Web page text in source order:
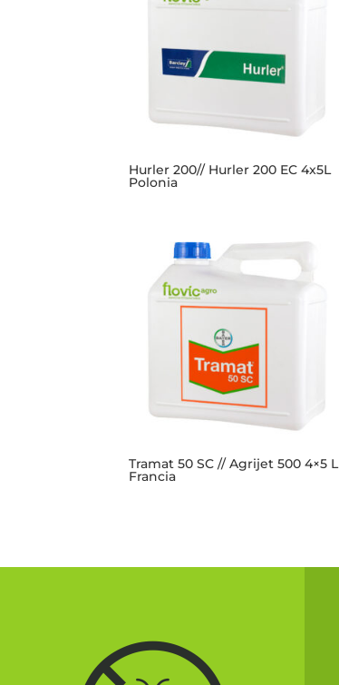
Hurler 200// Hurler 200 EC 4x5L
Polonia
Tramat 50 SC // Agrijet 500 4×5 L
Francia